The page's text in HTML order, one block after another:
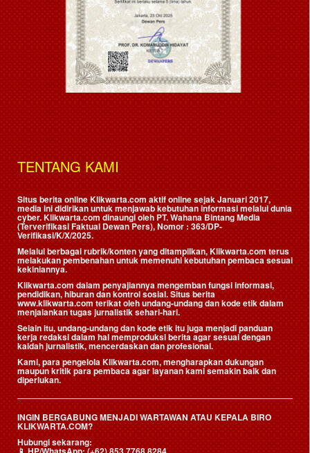
TENTANG KAMI
Situs berita online Klikwarta.com aktif online sejak Januari 2017,
media ini didirikan untuk menjawab kebutuhan informasi melalui dunia
cyber. Klikwarta.com dinaungi oleh PT. Wahana Bintang Media
(Terverifikasi Faktual Dewan Pers), Nomor : 363/DP-
Verifikasi/K/X/2025.
Melalui berbagai rubrik/konten yang ditampilkan, Klikwarta.com terus
melakukan pembenahan untuk memenuhi kebutuhan pembaca sesuai
kekiniannya.
Klikwarta.com dalam penyajiannya mengemban fungsi informasi,
pendidikan, hiburan dan kontrol sosial. Situs berita
www.klikwarta.com terikat oleh undang-undang dan kode etik dalam
menjalankan tugas jurnalistik sehari-hari.
Selain itu, undang-undang dan kode etik itu juga menjadi panduan
kerja redaksi dalam hal memproduksi berita agar sesuai dengan
kaidah jurnalistik, mencerdaskan dan profesional.
Kami, para pengelola Klikwarta.com, mengharapkan dukungan
maupun kritik para pembaca agar layanan kami semakin baik dan
diperlukan.
INGIN BERGABUNG MENJADI WARTAWAN ATAU KEPALA BIRO
KLIKWARTA.COM?
Hubungi sekarang: